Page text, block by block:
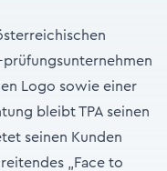
Logo sowie einer
bleibt TPA seinen
seinen Kunden
„Face to